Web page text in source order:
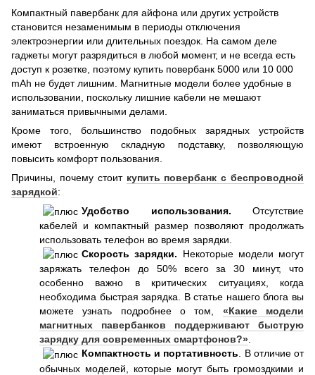
Компактный павербанк для айфона или других устройств
становится незаменимым в периоды отключения
электроэнергии или длительных поездок. На самом деле
гаджеты могут разрядиться в любой момент, и не всегда есть
доступ к розетке, поэтому купить повербанк 5000 или 10 000
mAh не будет лишним. Магнитные модели более удобные в
использовании, поскольку лишние кабели не мешают
заниматься привычными делами.
Кроме того, большинство подобных зарядных устройств
имеют встроенную складную подставку, позволяющую
повысить комфорт пользования.
Причины, почему стоит купить повербанк с беспроводной
зарядкой:
Удобство использования. Отсутствие
кабелей и компактный размер позволяют продолжать
использовать телефон во время зарядки.
Скорость зарядки. Некоторые модели могут
заряжать телефон до 50% всего за 30 минут, что
особенно важно в критических ситуациях, когда
необходима быстрая зарядка. В статье нашего блога вы
можете узнать подробнее о том, «Какие модели
магнитных павербанков поддерживают быструю
зарядку для современных смартфонов?».
Компактность и портативность. В отличие от
обычных моделей, которые могут быть громоздкими и